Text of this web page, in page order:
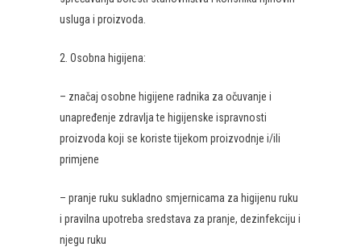
usluga i proizvoda.
2. Osobna higijena:
– značaj osobne higijene radnika za očuvanje i
unapređenje zdravlja te higijenske ispravnosti
proizvoda koji se koriste tijekom proizvodnje i/ili
primjene
– pranje ruku sukladno smjernicama za higijenu ruku
i pravilna upotreba sredstava za pranje, dezinfekciju i
njegu ruku